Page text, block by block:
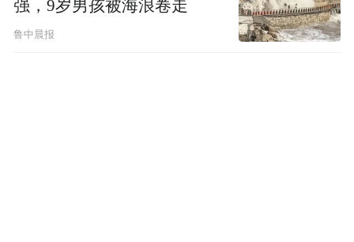
强，9岁男孩被海浪卷走
鲁中晨报